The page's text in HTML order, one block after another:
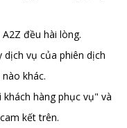
đều hài lòng.
dịch vụ của phiên dịch
khác.
khách hàng phục vụ" và
kết trên.